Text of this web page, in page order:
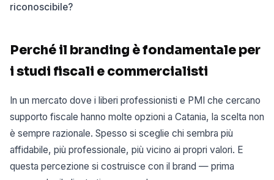
riconoscibile?
Perché il branding è fondamentale per
i studi fiscali e commercialisti
In un mercato dove i liberi professionisti e PMI che cercano
supporto fiscale hanno molte opzioni a Catania, la scelta non
è sempre razionale. Spesso si sceglie chi sembra più
affidabile, più professionale, più vicino ai propri valori. E
questa percezione si costruisce con il brand — prima